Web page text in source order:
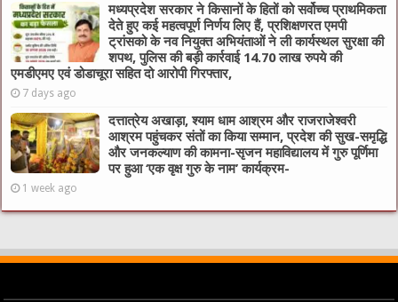
मध्यप्रदेश सरकार ने किसानों के हितों को सर्वोच्च प्राथमिकता
देते हुए कई महत्वपूर्ण निर्णय लिए हैं, प्रशिक्षणरत एमपी
ट्रांसको के नव नियुक्त अभियंताओं ने ली कार्यस्थल सुरक्षा की
शपथ, पुलिस की बड़ी कार्रवाई 14.70 लाख रुपये की
एमडीएमए एवं डोडाचूरा सहित दो आरोपी गिरफ्तार,
7 days ago
दत्तात्रेय अखाड़ा, श्याम धाम आश्रम और राजराजेश्वरी
आश्रम पहुंचकर संतों का किया सम्मान, प्रदेश की सुख-समृद्धि
और जनकल्याण की कामना-सृजन महाविद्यालय में गुरु पूर्णिमा
पर हुआ ‘एक वृक्ष गुरु के नाम’ कार्यक्रम-
1 week ago